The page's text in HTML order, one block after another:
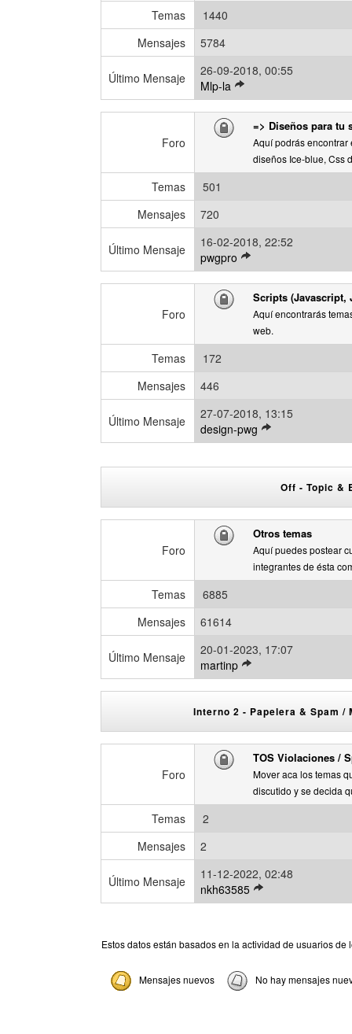
n
a
j
e
Temas
1440
Mensajes
5784
Último Mensaje
26-09-2018, 00:55
Mlp-la V
e
r
ú
e
n
s
j
Foro
=> Diseños para tu
Aquí podrás encontrar
diseños Ice-blue, Css
Temas
501
Mensajes
720
Último Mensaje
16-02-2018, 22:52
pwgpro V
e
r
e
n
s
Foro
Scripts (Javascript,
Aquí encontrarás
web.
Temas
172
Mensajes
446
Último Mensaje
27-07-2018, 13:15
design-pwg V
e
t
i
m
o
m
j
Off - Topic &
Foro
Otros temas
Aquí puedes postear
integrantes de ésta
Temas
6885
Mensajes
61614
Último Mensaje
20-01-2023, 17:07
martinp V
e
r
ú
t
m
a
j
e
Interno 2 - Papelera & Spam
Foro
TOS Violaciones /
Mover aca los temas
discutido y se decida
Temas
2
Mensajes
2
Último Mensaje
11-12-2022, 02:48
nkh63585 V
e
l
Estos datos están basados en la actividad de usuarios de
Mensajes nuevos No hay mensajes